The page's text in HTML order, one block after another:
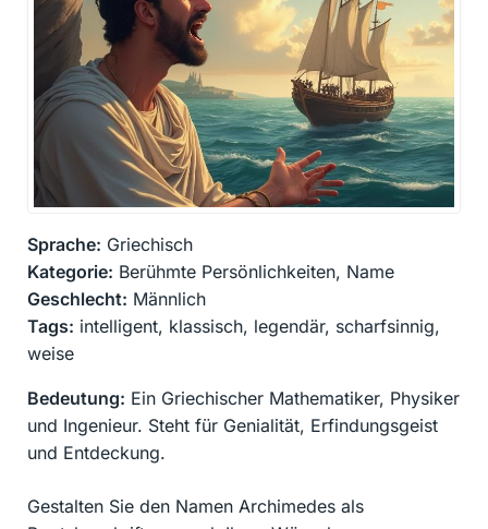
Sprache: Griechisch
Kategorie: Berühmte Persönlichkeiten, Name
Geschlecht: Männlich
Tags: intelligent, klassisch, legendär, scharfsinnig,
weise
Bedeutung: Ein Griechischer Mathematiker, Physiker
und Ingenieur. Steht für Genialität, Erfindungsgeist
und Entdeckung.
Gestalten Sie den Namen Archimedes als